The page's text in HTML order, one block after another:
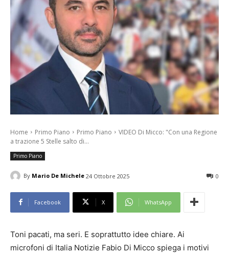
Home Primo Piano Primo Piano
VIDEO Di Micco: "Con una Regione
a trazione 5 Stelle salto di...
Primo Piano
By Mario De Michele 24 Ottobre 2025 0
Facebook X WhatsApp
Toni pacati, ma seri. E soprattutto idee chiare. Ai
microfoni di Italia Notizie Fabio Di Micco spiega i motivi